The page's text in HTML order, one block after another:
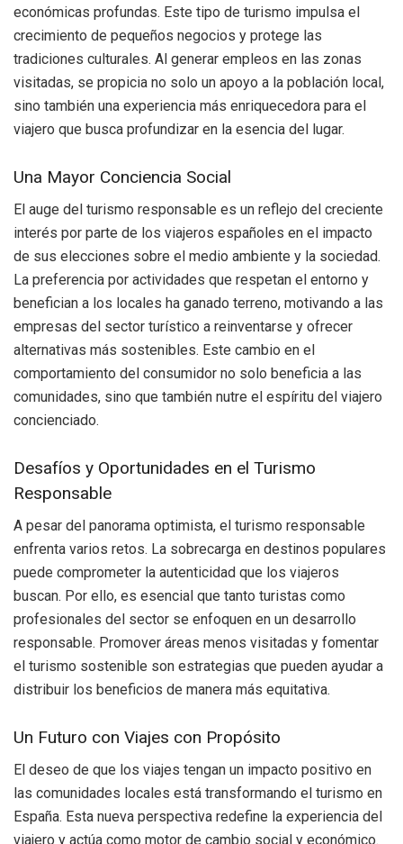
económicas profundas. Este tipo de turismo impulsa el
crecimiento de pequeños negocios y protege las
tradiciones culturales. Al generar empleos en las zonas
visitadas, se propicia no solo un apoyo a la población local,
sino también una experiencia más enriquecedora para el
viajero que busca profundizar en la esencia del lugar.
Una Mayor Conciencia Social
El auge del turismo responsable es un reflejo del creciente
interés por parte de los viajeros españoles en el impacto
de sus elecciones sobre el medio ambiente y la sociedad.
La preferencia por actividades que respetan el entorno y
benefician a los locales ha ganado terreno, motivando a las
empresas del sector turístico a reinventarse y ofrecer
alternativas más sostenibles. Este cambio en el
comportamiento del consumidor no solo beneficia a las
comunidades, sino que también nutre el espíritu del viajero
concienciado.
Desafíos y Oportunidades en el Turismo
Responsable
A pesar del panorama optimista, el turismo responsable
enfrenta varios retos. La sobrecarga en destinos populares
puede comprometer la autenticidad que los viajeros
buscan. Por ello, es esencial que tanto turistas como
profesionales del sector se enfoquen en un desarrollo
responsable. Promover áreas menos visitadas y fomentar
el turismo sostenible son estrategias que pueden ayudar a
distribuir los beneficios de manera más equitativa.
Un Futuro con Viajes con Propósito
El deseo de que los viajes tengan un impacto positivo en
las comunidades locales está transformando el turismo en
España. Esta nueva perspectiva redefine la experiencia del
viajero y actúa como motor de cambio social y económico.